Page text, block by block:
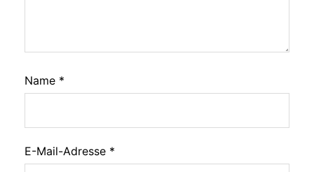
Name *
E-Mail-Adresse *